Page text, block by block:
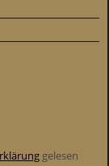
gelesen